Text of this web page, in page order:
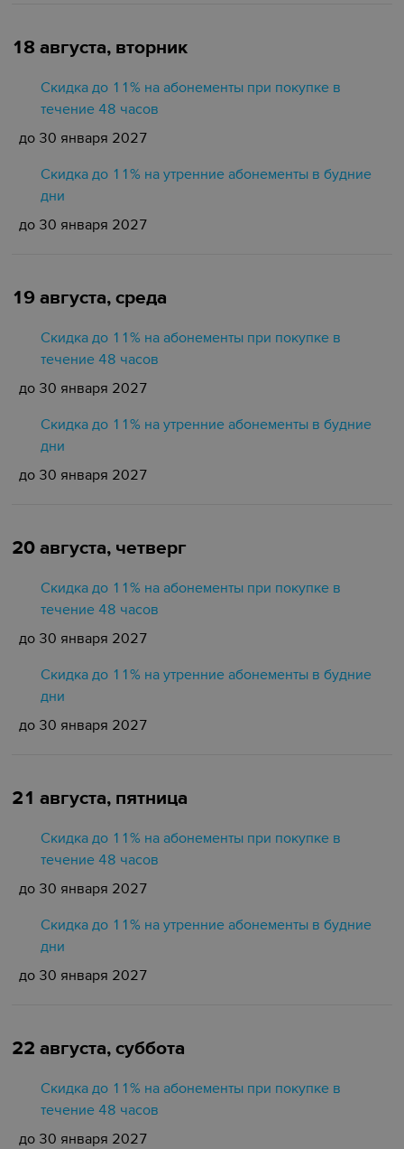
18 августа, вторник
Скидка до 11% на абонементы при покупке в
течение 48 часов
до 30 января 2027
Скидка до 11% на утренние абонементы в будние
дни
до 30 января 2027
19 августа, среда
Скидка до 11% на абонементы при покупке в
течение 48 часов
до 30 января 2027
Скидка до 11% на утренние абонементы в будние
дни
до 30 января 2027
20 августа, четверг
Скидка до 11% на абонементы при покупке в
течение 48 часов
до 30 января 2027
Скидка до 11% на утренние абонементы в будние
дни
до 30 января 2027
21 августа, пятница
Скидка до 11% на абонементы при покупке в
течение 48 часов
до 30 января 2027
Скидка до 11% на утренние абонементы в будние
дни
до 30 января 2027
22 августа, суббота
Скидка до 11% на абонементы при покупке в
течение 48 часов
до 30 января 2027